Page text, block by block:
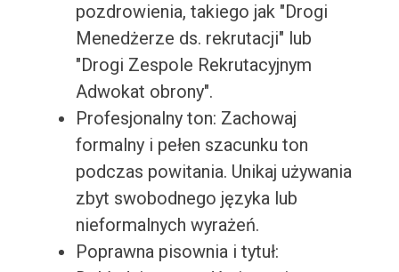
pozdrowienia, takiego jak "Drogi
Menedżerze ds. rekrutacji" lub
"Drogi Zespole Rekrutacyjnym
Adwokat obrony".
Profesjonalny ton: Zachowaj
formalny i pełen szacunku ton
podczas powitania. Unikaj używania
zbyt swobodnego języka lub
nieformalnych wyrażeń.
Poprawna pisownia i tytuł: